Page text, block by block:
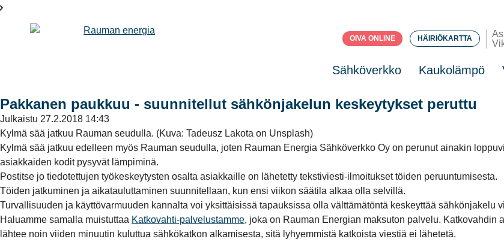
OIVA ONLINE HÄIRIÖKARTTA
Sähköverkko Kaukolämpö
Pakkanen paukkuu - suunnitellut sähkönjakelun keskeytykset peruttu
Julkaistu 27.2.2018 14:43
Kylmä sää jatkuu Rauman seudulla. (Kuva: Tadeusz Lakota on Unsplash)
Kylmä sää jatkuu edelleen myös Rauman seudulla, joten Rauman Energia Sähköverkko Oy on perunut ainakin
asiakkaiden kodit pysyvät lämpiminä.
Postitse jo tiedotettujen työkeskeytysten osalta asiakkaille on lähetetty tekstiviesti-ilmoitukset töiden peruuntumisesta.
Töiden jatkuminen ja aikatauluttaminen suunnitellaan, kun ensi viikon säätila alkaa olla selvillä.
Turvallisuuden ja käyttövarmuuden kannalta voi yksittäisissä tapauksissa olla välttämätöntä keskeyttää sähkönjakelu
Haluamme samalla muistuttaa Katkovahti-palvelustamme, joka on Rauman Energian maksuton palvelu.
lähtee noin viiden minuutin kuluttua sähkökatkon alkamisesta, sitä lyhyemmistä katkoista viestiä ei lähetetä.